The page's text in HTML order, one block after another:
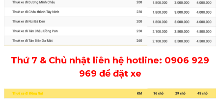
Thứ 7 & Chủ nhật liên hệ hotline: 0906 929
969 để đặt xe